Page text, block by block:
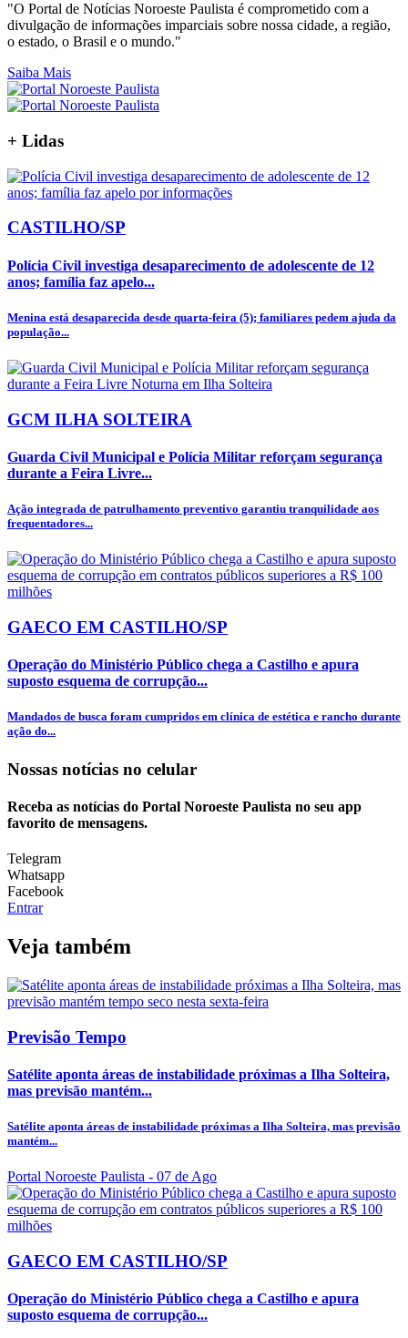
"O Portal de Notícias Noroeste Paulista é comprometido com a
divulgação de informações imparciais sobre nossa cidade, a região,
o estado, o Brasil e o mundo."
Saiba Mais
+ Lidas
CASTILHO/SP
Polícia Civil investiga desaparecimento de adolescente de 12
anos; família faz apelo...
Menina está desaparecida desde quarta-feira (5); familiares pedem ajuda da
população...
GCM ILHA SOLTEIRA
Guarda Civil Municipal e Polícia Militar reforçam segurança
durante a Feira Livre...
Ação integrada de patrulhamento preventivo garantiu tranquilidade aos
frequentadores...
GAECO EM CASTILHO/SP
Operação do Ministério Público chega a Castilho e apura
suposto esquema de corrupção...
Mandados de busca foram cumpridos em clínica de estética e rancho durante
ação do...
Nossas notícias no celular
Receba as notícias do Portal Noroeste Paulista no seu app
favorito de mensagens.
Telegram
Whatsapp
Facebook
Entrar
Veja também
Previsão Tempo
Satélite aponta áreas de instabilidade próximas a Ilha Solteira,
mas previsão mantém...
Satélite aponta áreas de instabilidade próximas a Ilha Solteira, mas previsão
mantém...
Portal Noroeste Paulista - 07 de Ago
GAECO EM CASTILHO/SP
Operação do Ministério Público chega a Castilho e apura
suposto esquema de corrupção...